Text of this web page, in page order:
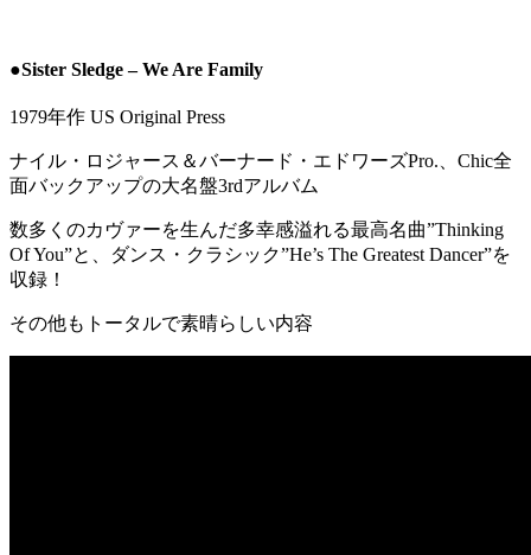
●Sister Sledge – We Are Family
1979年作 US Original Press
ナイル・ロジャース＆バーナード・エドワーズPro.、Chic全
面バックアップの大名盤3rdアルバム
数多くのカヴァーを生んだ多幸感溢れる最高名曲”Thinking
Of You”と、ダンス・クラシック”He’s The Greatest Dancer”を
収録！
その他もトータルで素晴らしい内容